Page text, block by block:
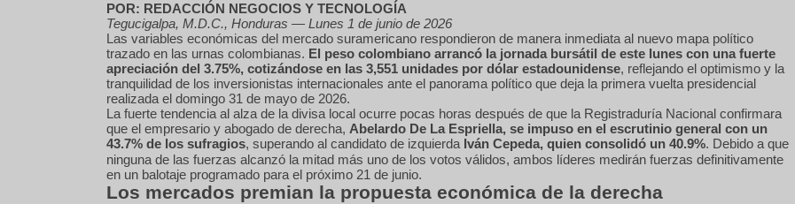
POR: REDACCIÓN NEGOCIOS Y TECNOLOGÍA
Tegucigalpa, M.D.C., Honduras — Lunes 1 de junio de 2026
Las variables económicas del mercado suramericano respondieron de manera inmediata al nuevo mapa político
trazado en las urnas colombianas. El peso colombiano arrancó la jornada bursátil de este lunes con una fuerte
apreciación del 3.75%, cotizándose en las 3,551 unidades por dólar estadounidense, reflejando el optimismo y la
tranquilidad de los inversionistas internacionales ante el panorama político que deja la primera vuelta presidencial
realizada el domingo 31 de mayo de 2026.
La fuerte tendencia al alza de la divisa local ocurre pocas horas después de que la Registraduría Nacional confirmara
que el empresario y abogado de derecha, Abelardo De La Espriella, se impuso en el escrutinio general con un
43.7% de los sufragios, superando al candidato de izquierda Iván Cepeda, quien consolidó un 40.9%. Debido a que
ninguna de las fuerzas alcanzó la mitad más uno de los votos válidos, ambos líderes medirán fuerzas definitivamente
en un balotaje programado para el próximo 21 de junio.
Los mercados premian la propuesta económica de la derecha